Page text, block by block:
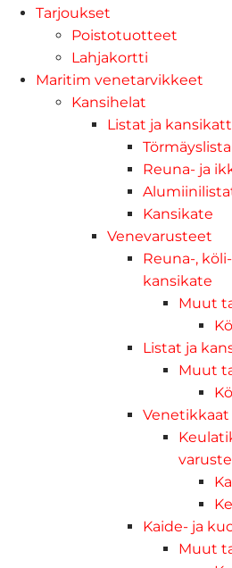
Tarjoukset
Poistotuotteet
Lahjakortti
Maritim venetarvikkeet
Kansihelat
Listat ja
Törmäyslista
Reuna- ja
Kansikate
Venevarusteet
Reuna-,
kansikate
Muut
Listat ja
Muut
Venetikkaat
Kaide- ja
Muut